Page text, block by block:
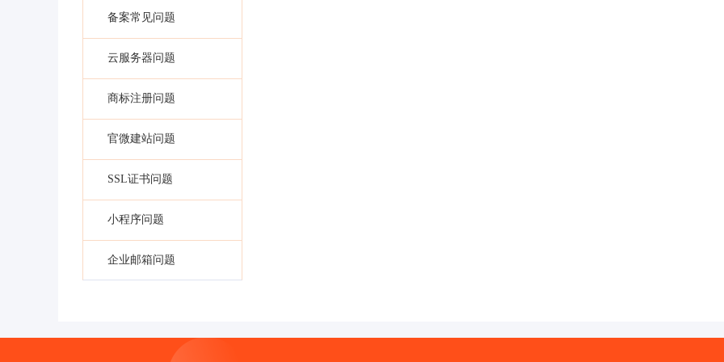
备案常见问题
云服务器问题
商标注册问题
官微建站问题
SSL证书问题
小程序问题
企业邮箱问题